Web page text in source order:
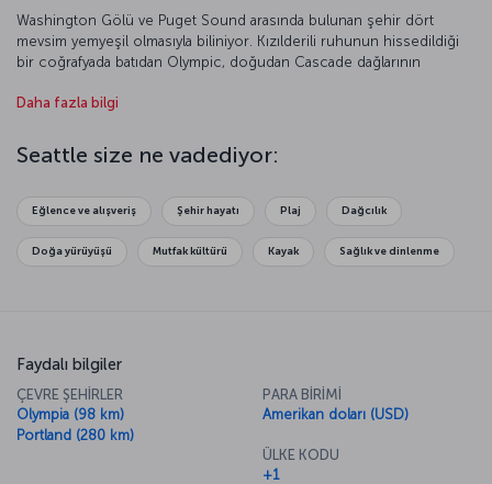
Washington Gölü ve Puget Sound arasında bulunan şehir dört
mevsim yemyeşil olmasıyla biliniyor. Kızılderili ruhunun hissedildiği
bir coğrafyada batıdan Olympic, doğudan Cascade dağlarının
anılıyor. Seattle sözcüğüyse Duwamish ve Suquamish kabilelerinin
açısından da önemli bir merkez olan Seattle, dünya çapında tanınan
birçok Amerikan markasına ev sahipliği yapıyor.
Daha fazla bilgi
Seattle size ne vadediyor:
Eğlence ve alışveriş Şehir hayatı Plaj Dağcılık
Doğa yürüyüşü Mutfak kültürü Kayak Sağlık ve dinlenme
Faydalı bilgiler
ÇEVRE ŞEHİRLER
Olympia (98 km)
Portland (280 km)
PARA BİRİMİ
Amerikan doları (USD)
ÜLKE KODU
+1